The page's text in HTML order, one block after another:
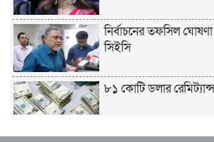
নির্বাচনের তফসিল ঘোষণা
সিইসি
৮১ কোটি ডলার